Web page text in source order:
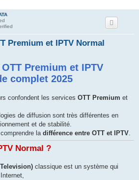
Premium et IPTV Normal
Premium et IPTV
complet 2025
confondent les services OTT Premium et
de diffusion sont très différentes en
et de stabilité.
la différence entre OTT et IPTV.
Normal ?
classique est un système qui